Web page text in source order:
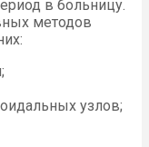
в больницу.
методов
узлов;